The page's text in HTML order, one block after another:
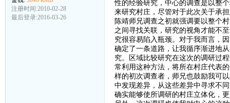
注册时间:2010-02-28
最后登录:2016-03-26
性的经验研究，中心的调查是以整
来研究村庄，尽管对于此次关于承
陈靖师兄调查之初就强调要以整个
之间寻找关联，研究的视角才能不
究很容易陷入瓶颈。对于我而言，
确定了一条道路，让我循序渐进地
究。区域比较研究在这次的调研过
常利用这种方法，将所在村庄代表
样的初次调查者，师兄也鼓励我可
中发现差异，从这些差异中寻求不
确实能够使所调研的村庄立体化，